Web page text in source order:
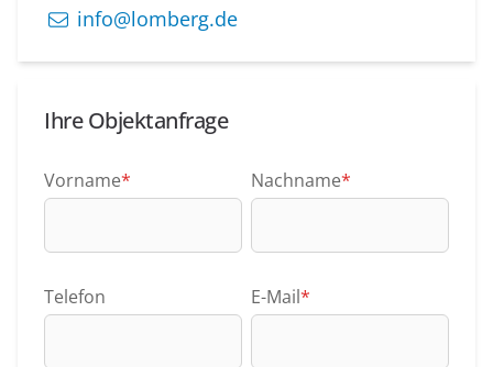
info@lomberg.de
Ihre Objektanfrage
Vorname* Nachname*
Telefon E-Mail*